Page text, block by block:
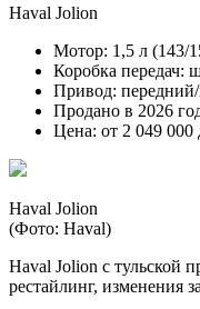
Haval Jolion
Мотор: 1,5 л (143/
Коробка передач:
Привод:
Продано в 2026
Цена: от 2 049 000
Haval Jolion
(Фото: Haval)
Haval Jolion с тульской
рестайлинг, изменения